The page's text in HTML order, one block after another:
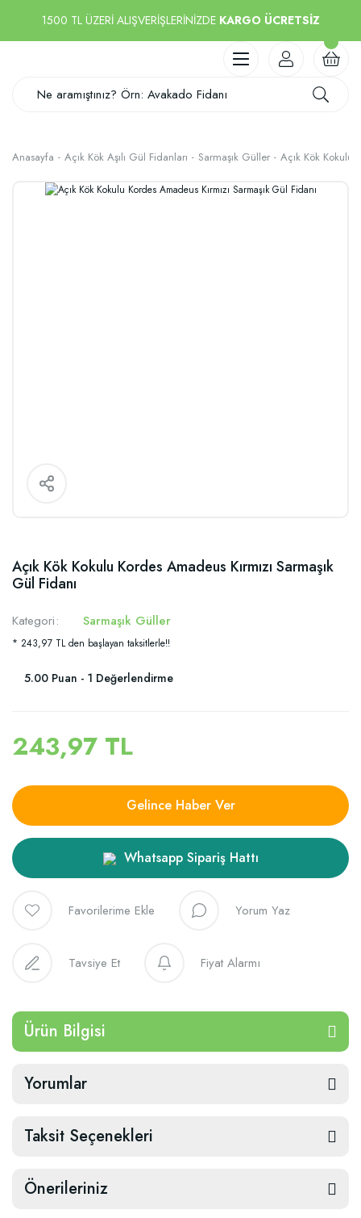
1500 TL ÜZERİ ALIŞVERİŞLERİNİZDE KARGO ÜCRETSİZ
Anasayfa Açık Kök Aşılı Gül Fidanları Sarmaşık Güller Açık Kök Kokulu
Açık Kök Kokulu Kordes Amadeus Kırmızı Sarmaşık
Gül Fidanı
Kategori Sarmaşık Güller
* 243,97 TL den başlayan taksitlerle!!
5.00 Puan - 1 Değerlendirme
243,97 TL
Gelince Haber Ver
Whatsapp Sipariş Hattı
Yorum Yaz
Tavsiye Et Fiyat Alarmı
Ürün Bilgisi
Yorumlar
Taksit Seçenekleri
Önerileriniz